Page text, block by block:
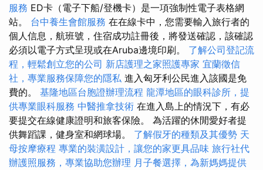
服務 ED卡（電子下船/登機卡）是一項強制性電子表格網
站。 台中養生會館服務 在在線卡中，您需要輸入旅行者的
個人信息，航班號，住宿成功註冊後，將發送確認，該確認
必須以電子方式呈現或在Aruba邊境印刷。 了解公司登記流
程，輕鬆創立您的公司 新店護理之家照護專家 宜蘭徵信
社，專業服務保障您的隱私 進入匈牙利公民進入該國是免
費的。 基隆地區台胞證辦理流程 龍潭地區的眼科診所，提
供專業眼科服務 中醫推拿技術 在進入島上的情況下，有必
要提交在線健康證明和旅客保險。 為活躍的休閒愛好者提
供舞蹈課，健身室和網球場。 了解假牙的種類及其優勢 天
母按摩療程 專業的裝潢設計，讓您的家更具品味 旅行社代
辦護照服務，專業協助您辦理 月子餐選擇，為新媽媽提供